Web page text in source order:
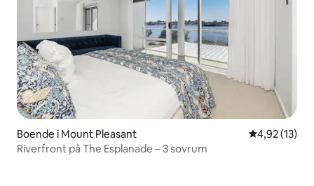
Boende i Mount Pleasant 4,92 av 5 i
4,92 (13)
Riverfront på The Esplanade – 3 sovrum